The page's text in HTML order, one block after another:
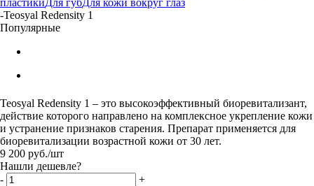
-Teosyal Redensity 1
Популярные
Teosyal Redensity 1 – это высокоэффективный биоревитализант,
действие которого направлено на комплексное укрепление кожи
и устранение признаков старения. Препарат применяется для
биоревитализации возрастной кожи от 30 лет.
9 200 руб./шт
Нашли дешевле?
-
+